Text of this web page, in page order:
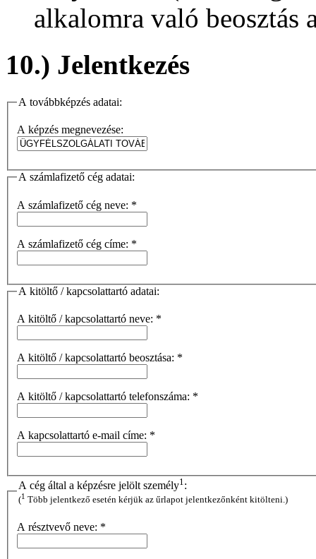
alkalomra való beosztás
10.) Jelentkezés
A továbbképzés adatai:
A képzés megnevezése:
A számlafizető cég adatai:
A számlafizető cég neve: *
A számlafizető cég címe: *
A kitöltő / kapcsolattartó adatai:
A kitöltő / kapcsolattartó neve: *
A kitöltő / kapcsolattartó beosztása: *
A kitöltő / kapcsolattartó telefonszáma: *
A kapcsolattartó e-mail címe: *
A cég által a képzésre jelölt személy1:
(1 Több jelentkező esetén kérjük az űrlapot jelentkezőnként kitölteni.)
A résztvevő neve: *